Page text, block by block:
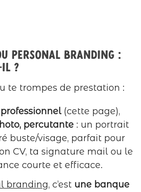
personal branding :
il ?
te trompes de prestation :
(cette page),
percutante : un portrait
buste/visage, parfait pour
CV, ta signature mail ou le
courte et efficace.
branding, c’est une banque